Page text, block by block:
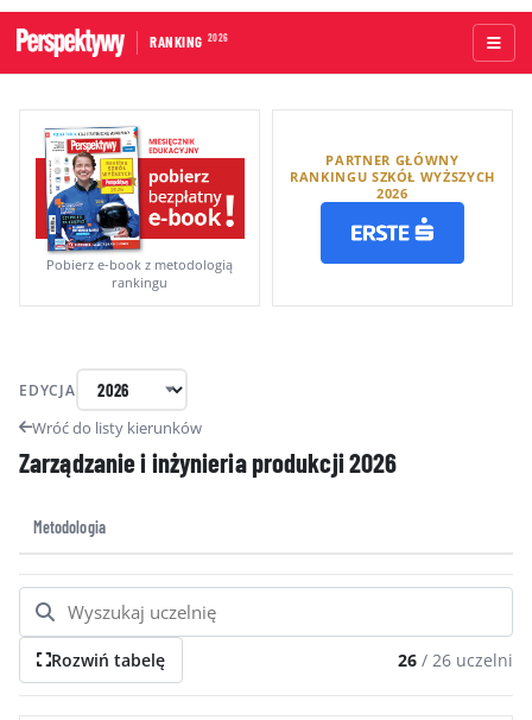
RANKING 2026
STRONA GŁÓWNA
UCZELNIE AKADEMICKIE
UCZELNIE ZAWODOWE
RANKINGI WG TYPÓW UCZELNI
RANKINGI WG GRUP KRYTERIÓW
KAPITUŁA
GALERIA
Pobierz e-book z metodologią
rankingu
PARTNER GŁÓWNY
RANKINGU SZKÓŁ WYŻSZYCH
2026
Wróć do listy kierunków
Zarządzanie i inżynieria produkcji2026
EDYCJA
Metodologia
Rozwiń tabelę 26 / 26 uczelni